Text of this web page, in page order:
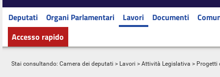
Deputati Organi Parlamentari Lavori Documenti
Accesso rapido
Stai consultando: Camera dei deputati > Lavori > Attività Legislativa > Progetti